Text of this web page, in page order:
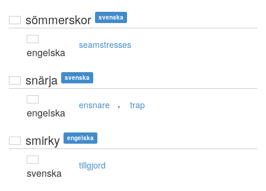
sömmerskor svenska
engelska
seamstresses
snärja svenska
engelska
ensnare , trap
smirky engelska
svenska
tillgjord